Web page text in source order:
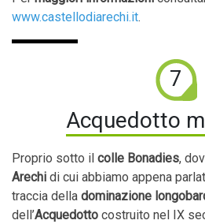
www.castellodiarechi.it.
7
Acquedotto
Proprio sotto il colle Bonadies,
Arechi di cui abbiamo appena
traccia della dominazione
dell’Acquedotto costruito nel IX